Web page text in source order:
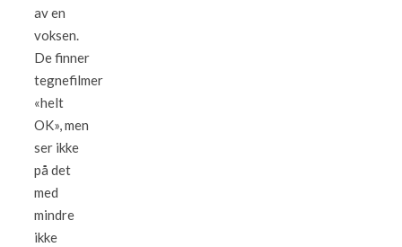
av en
voksen.
De finner
tegnefilmer
«helt
OK», men
ser ikke
på det
med
mindre
ikke